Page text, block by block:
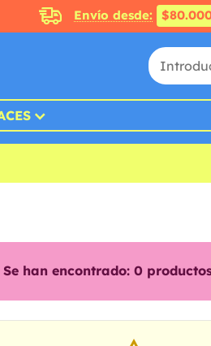
Envío desde:
Se han encontrado: 0